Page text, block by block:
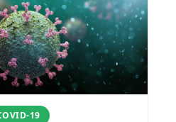
19